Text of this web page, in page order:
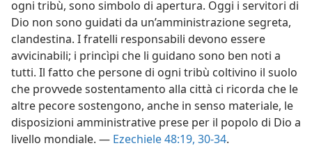
ogni tribù, sono simbolo di apertura. Oggi i servitori di
Dio non sono guidati da un’amministrazione segreta,
clandestina. I fratelli responsabili devono essere
avvicinabili; i princìpi che li guidano sono ben noti a
tutti. Il fatto che persone di ogni tribù coltivino il suolo
che provvede sostentamento alla città ci ricorda che le
altre pecore sostengono, anche in senso materiale, le
disposizioni amministrative prese per il popolo di Dio a
livello mondiale. — Ezechiele 48:19, 30-34.